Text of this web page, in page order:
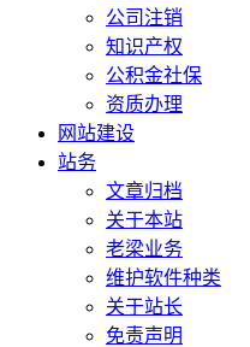
公司注销
知识产权
公积金社保
资质办理
网站建设
站务
文章归档
关于本站
老梁业务
维护软件种类
关于站长
免责声明